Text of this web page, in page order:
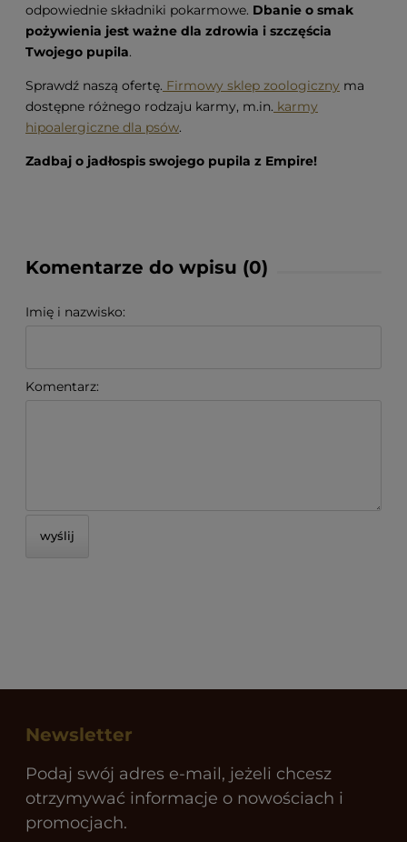
odpowiednie składniki pokarmowe. Dbanie o smak
pożywienia jest ważne dla zdrowia i szczęścia
Twojego pupila.
Sprawdź naszą ofertę. Firmowy sklep zoologiczny ma
dostępne różnego rodzaju karmy, m.in. karmy
hipoalergiczne dla psów.
Zadbaj o jadłospis swojego pupila z Empire!
Komentarze do wpisu (0)
Imię i nazwisko:
Komentarz:
wyślij
Newsletter
Podaj swój adres e-mail, jeżeli chcesz
otrzymywać informacje o nowościach i
promocjach.